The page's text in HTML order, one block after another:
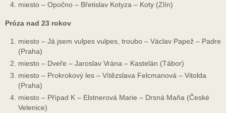
miesto – Opočno – Břetislav Kotyza – Koty (Zlín)
Próza nad 23 rokov
miesto – Já jsem vulpes vulpes, troubo – Václav Papež – Padre
(Praha)
miesto – Dveře – Jaroslav Vrána – Kastelán (Tábor)
miesto – Prokrokový les – Vítězslava Felcmanová – Vitolda
(Praha)
miesto – Případ K – Elstnerová Marie – Drsná Maňa (České
Velenice)